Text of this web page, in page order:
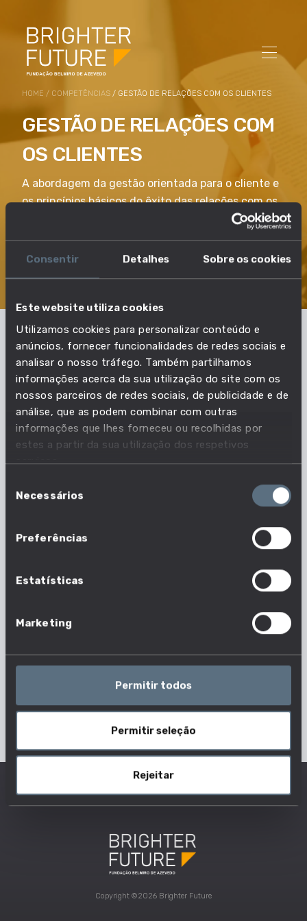
Consentir Detalhes Sobre os cookies
Este website utiliza cookies
Utilizamos cookies para personalizar conteúdo e
anúncios, fornecer funcionalidades de redes sociais e
analisar o nosso tráfego. Também partilhamos
informações acerca da sua utilização do site com os
nossos parceiros de redes sociais, de publicidade e de
análise, que as podem combinar com outras
informações que lhes forneceu ou recolhidas por
estes a partir da sua utilização dos respetivos
serviços.
deNecessários
Preferências
Estatísticas
Marketing
Permitir todos
Permitir seleção
Rejeitar
HOME / COMPETÊNCIAS / GESTÃO DE RELAÇÕES COM OS CLIENTES
GESTÃO DE RELAÇÕES COM
OS CLIENTES
A abordagem da gestão orientada para o cliente e
os princípios básicos do êxito das relações com os
clientes centrados nas interações com os clientes,
incuindo o apoio técnico, os serviços ao cliente, o
apoio pós-venda e a comunicação direta com o
Em que profissões esta
competência é essencial?
Acompanha as necessidades do mercado de
trabalho e descobre quais as profissões em que
16 em 1630 profissões
essencial
Copyright ©2026 Brighter Future